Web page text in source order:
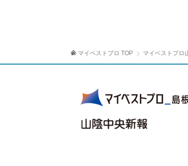
マイベストプロ TOP マイベストプロ